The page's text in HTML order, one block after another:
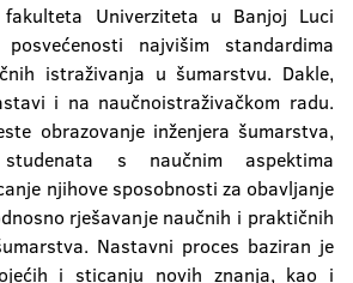
fakulteta Univerziteta u Banjoj Luci
najvišim standardima
istraživanja u šumarstvu. Dakle,
i na naučnoistraživačkom radu.
obrazovanje inženjera šumarstva,
s naučnim aspektima
njihove sposobnosti za obavljanje
rješavanje naučnih i praktičnih
Nastavni proces baziran je
i sticanju novih znanja, kao i